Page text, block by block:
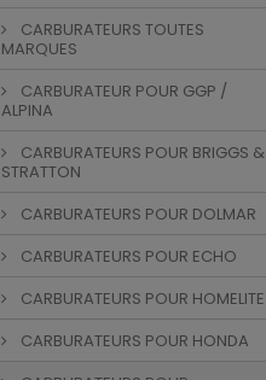
CARBURATEURS TOUTES
MARQUES
CARBURATEUR POUR GGP /
ALPINA
CARBURATEURS POUR BRIGGS &
STRATTON
CARBURATEURS POUR DOLMAR
CARBURATEURS POUR ECHO
CARBURATEURS POUR HOMELITE
CARBURATEURS POUR HONDA